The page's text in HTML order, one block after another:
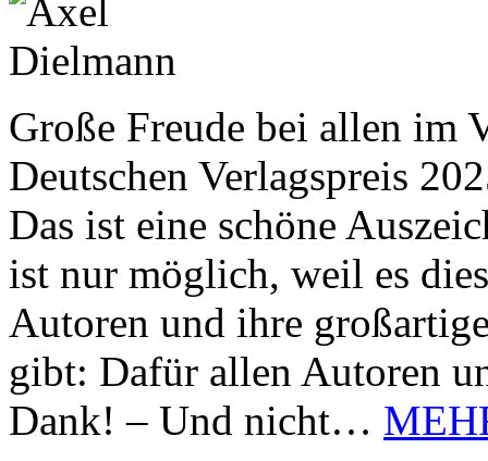
Große Freude bei allen im
Deutschen Verlagspreis
Das ist eine schöne
ist nur möglich, weil es
Autoren und ihre
gibt: Dafür allen Autoren
Dank! – Und nicht…